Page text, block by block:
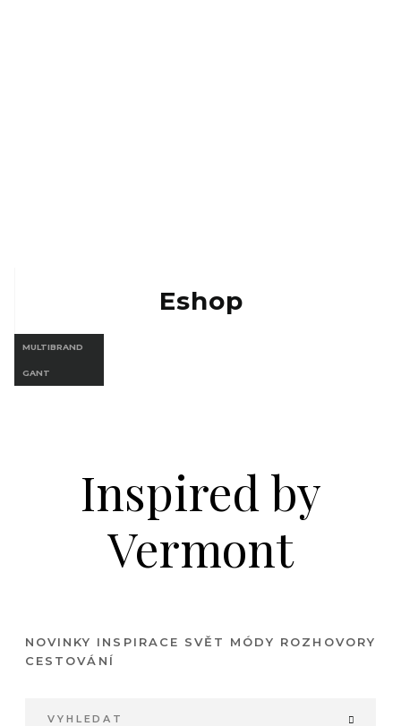
Eshop
MULTIBRAND
GANT
Inspired by
Vermont
NOVINKY INSPIRACE SVĚT MÓDY ROZHOVORY
CESTOVÁNÍ